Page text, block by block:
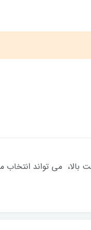
ساخت بالا، می تواند